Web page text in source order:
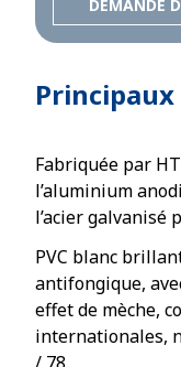
DEMANDE
Fabriquée par
l’aluminium
l’acier galvanisé
PVC blanc
antifongique,
effet de mèche,
internationales,